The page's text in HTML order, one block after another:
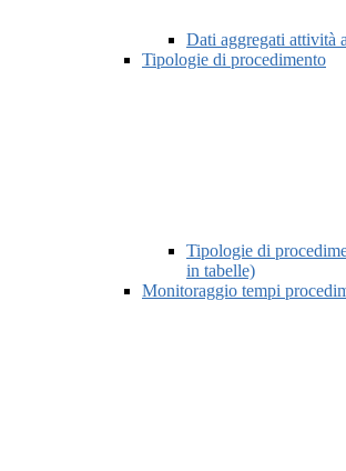
Dati aggregati attività
Tipologie di procedimento
Tipologie di
in tabelle)
Monitoraggio tempi